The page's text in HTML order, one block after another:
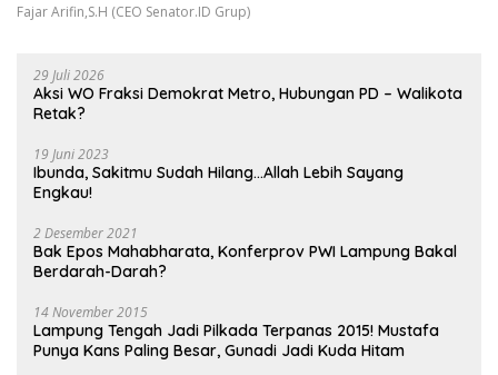
Fajar Arifin,S.H (CEO Senator.ID Grup)
29 Juli 2026
Aksi WO Fraksi Demokrat Metro, Hubungan PD – Walikota
Retak?
19 Juni 2023
Ibunda, Sakitmu Sudah Hilang…Allah Lebih Sayang
Engkau!
2 Desember 2021
Bak Epos Mahabharata, Konferprov PWI Lampung Bakal
Berdarah-Darah?
14 November 2015
Lampung Tengah Jadi Pilkada Terpanas 2015! Mustafa
Punya Kans Paling Besar, Gunadi Jadi Kuda Hitam